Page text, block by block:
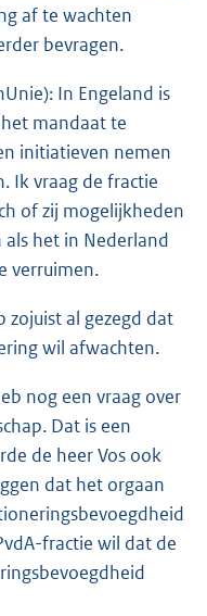
af te wachten
bevragen.
In Engeland is
mandaat te
initiatieven nemen
Ik vraag de fractie
of zij mogelijkheden
het in Nederland
verruimen.
zojuist al gezegd dat
wil afwachten.
nog een vraag over
Dat is een
de heer Vos ook
dat het orgaan
fractie wil dat de